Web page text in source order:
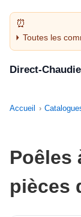
Toutes les
avant 14H
Direct-
Accueil
Poêles
pièces